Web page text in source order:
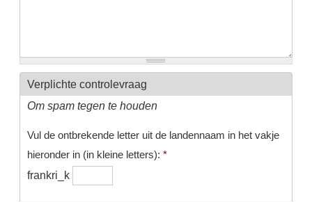
Verplichte controlevraag
Om spam tegen te houden
Vul de ontbrekende letter uit de landennaam in het vakje
hieronder in (in kleine letters): *
frankri_k